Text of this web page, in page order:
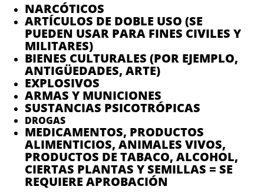
NARCÓTICOS
ARTÍCULOS DE DOBLE USO (SE
PUEDEN USAR PARA FINES CIVILES Y
MILITARES)
BIENES CULTURALES (POR EJEMPLO,
ANTIGÜEDADES, ARTE)
EXPLOSIVOS
ARMAS Y MUNICIONES
SUSTANCIAS PSICOTRÓPICAS
DROGAS
MEDICAMENTOS, PRODUCTOS
ALIMENTICIOS, ANIMALES VIVOS,
PRODUCTOS DE TABACO, ALCOHOL,
CIERTAS PLANTAS Y SEMILLAS = SE
REQUIERE APROBACIÓN